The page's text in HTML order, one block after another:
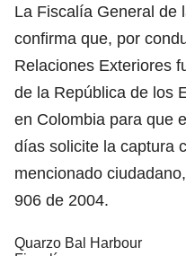
La Fiscalía General de
confirma que, por
Relaciones Exteriores
de la República de los
en Colombia para que
días solicite la captura
mencionado
906 de 2004.
Quarzo Bal Harbour